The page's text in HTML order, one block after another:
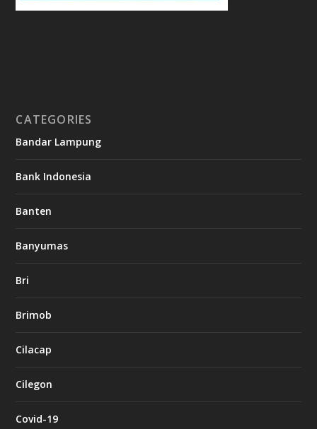
CATEGORIES
Bandar Lampung
Bank Indonesia
Banten
Banyumas
Bri
Brimob
Cilacap
Cilegon
Covid-19